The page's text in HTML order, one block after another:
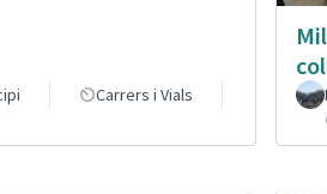
Carrers i Vials